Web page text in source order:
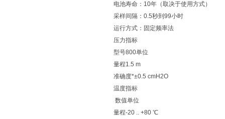
电池寿命：10年（取决于使用方式）
采样间隔：0.5秒到99小时
运行方式：固定频率法
压力指标
型号800单位
量程1.5 m
准确度*±0.5 cmH2O
温度指标
数值单位
量程-20 .. +80 ℃